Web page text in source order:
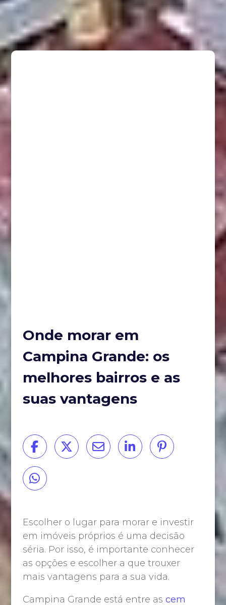
Onde morar em
Campina Grande: os
melhores bairros e as
suas vantagens
Escolher o lugar para morar e investir
em imóveis próprios é uma decisão
séria. Por isso, é importante conhecer
as opções e escolher a que trouxer
mais vantagens para a sua vida.
Campina Grande está entre as cem